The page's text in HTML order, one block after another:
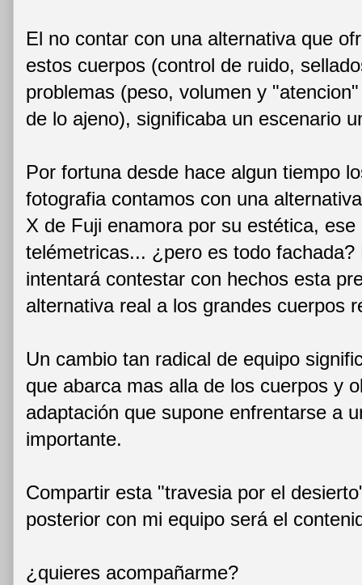
El no contar con una alternativa que
estos cuerpos (control de ruido,
problemas (peso, volumen y
de lo ajeno), significaba un escenario
Por fortuna desde hace algun tiempo
fotografia contamos con una
X de Fuji enamora por su estética,
telémetricas... ¿pero es todo fachada?
intentará contestar con hechos esta
alternativa real a los grandes cuerpos
Un cambio tan radical de equipo
que abarca mas alla de los cuerpos y
adaptación que supone enfrentarse a
importante.
Compartir esta "travesia por el
posterior con mi equipo será el
¿quieres acompañarme?